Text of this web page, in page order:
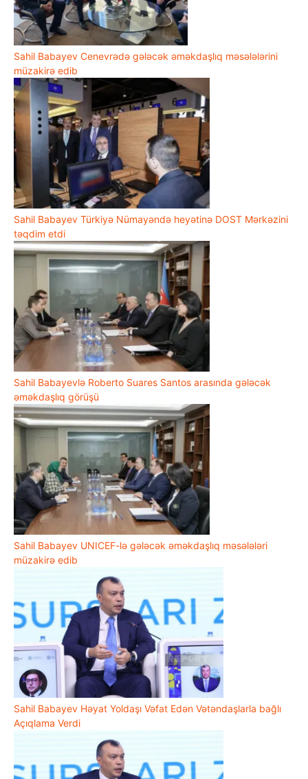
Sahil Babayev Cenevrədə gələcək əməkdaşlıq məsələlərini
müzakirə edib
Sahil Babayev Türkiyə Nümayəndə heyətinə DOST Mərkəzini
təqdim etdi
Sahil Babayevlə Roberto Suares Santos arasında gələcək
əməkdaşlıq görüşü
Sahil Babayev UNICEF-lə gələcək əməkdaşlıq məsələləri
müzakirə edib
Sahil Babayev Həyat Yoldaşı Vəfat Edən Vətəndaşlarla bağlı
Açıqlama Verdi